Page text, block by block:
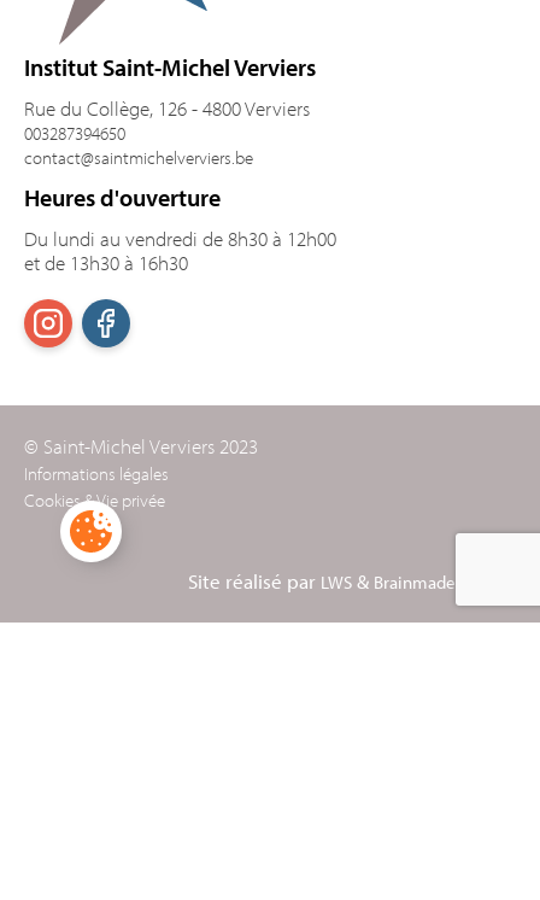
Institut Saint-Michel Verviers
Rue du Collège, 126 - 4800 Verviers
003287394650
contact@saintmichelverviers.be
Heures d'ouverture
Du lundi au vendredi de 8h30 à 12h00
et de 13h30 à 16h30
© Saint-Michel Verviers 2023
Informations légales
Cookies & Vie privée
Site réalisé par LWS & Brainmade Agency